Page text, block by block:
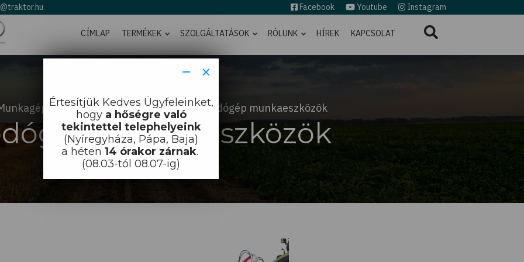
Facebook Youtube Instagram
CÍMLAP TERMÉKEK SZOLGÁLTATÁSOK RÓLUNK HÍREK KAPCSOLAT
Homlokrakodók Rakodógép munkaeszközök
munkaeszközök
×
−
Értesítjük Kedves Ügyfeleinket,
hogy a hőségre való
tekintettel telephelyeink
(Nyíregyháza, Pápa, Baja)
a héten 14 órakor zárnak.
(08.03-tól 08.07-ig)